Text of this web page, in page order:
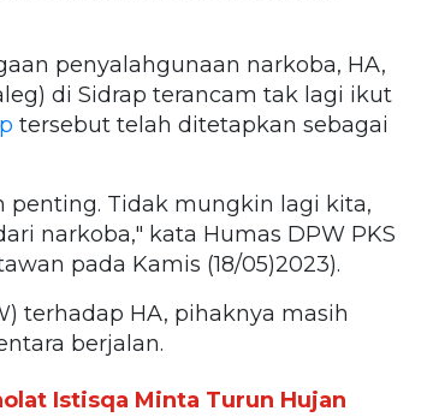
penyalahgunaan narkoba, HA,
di Sidrap terancam tak lagi ikut
tersebut telah ditetapkan sebagai
penting. Tidak mungkin lagi kita,
narkoba," kata Humas DPW PKS
pada Kamis (18/05)2023).
terhadap HA, pihaknya masih
berjalan.
Istisqa Minta Turun Hujan